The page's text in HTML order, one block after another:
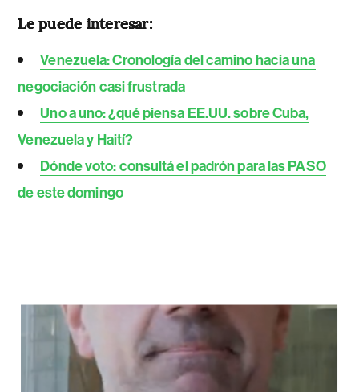
Le puede interesar:
Venezuela: Cronología del camino hacia una
negociación casi frustrada
Uno a uno: ¿qué piensa EE.UU. sobre Cuba,
Venezuela y Haití?
Dónde voto: consultá el padrón para las PASO
de este domingo